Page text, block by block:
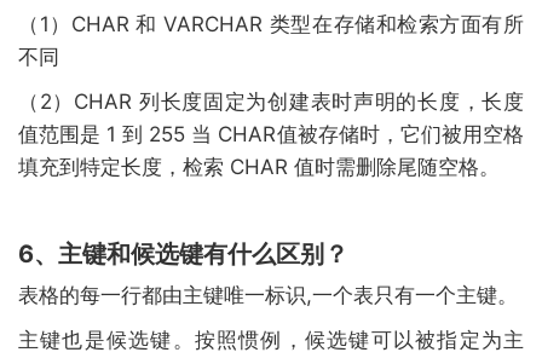
（1）CHAR 和 VARCHAR 类型在存储和检索方面有所
不同
（2）CHAR 列长度固定为创建表时声明的长度，长度
值范围是 1 到 255 当 CHAR值被存储时，它们被用空格
填充到特定长度，检索 CHAR 值时需删除尾随空格。
6、主键和候选键有什么区别？
表格的每一行都由主键唯一标识,一个表只有一个主键。
主键也是候选键。按照惯例，候选键可以被指定为主